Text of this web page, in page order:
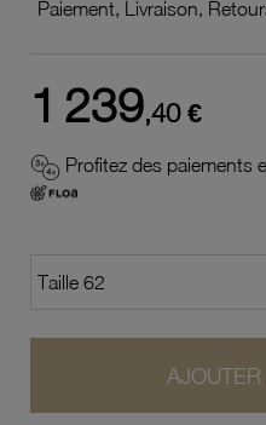
Paiement, Livraison,
1 239,40 €
Profitez des paiements